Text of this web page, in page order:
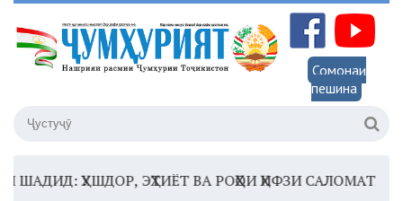
Сомонаи
пешина
ҲУШДОР, ЭҲТИЁТ ВА РОҲҲОИ ҲИФЗИ САЛОМАТӢ